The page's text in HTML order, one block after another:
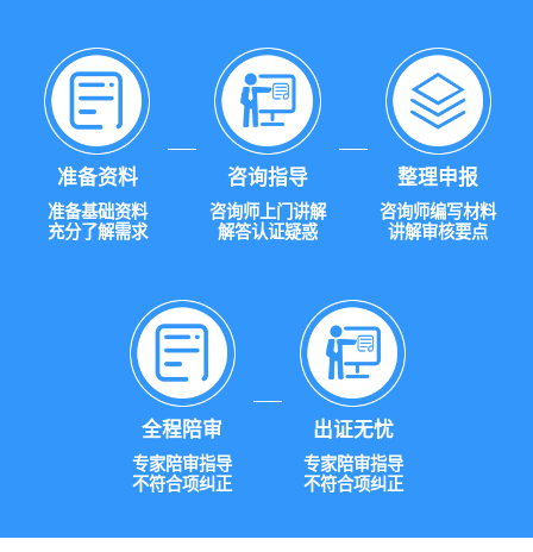
准备资料
准备基础资料
充分了解需求
咨询指导
咨询师上门讲解
解答认证疑惑
整理申报
咨询师编写材料
讲解审核要点
全程陪审
专家陪审指导
不符合项纠正
出证无忧
专家陪审指导
不符合项纠正